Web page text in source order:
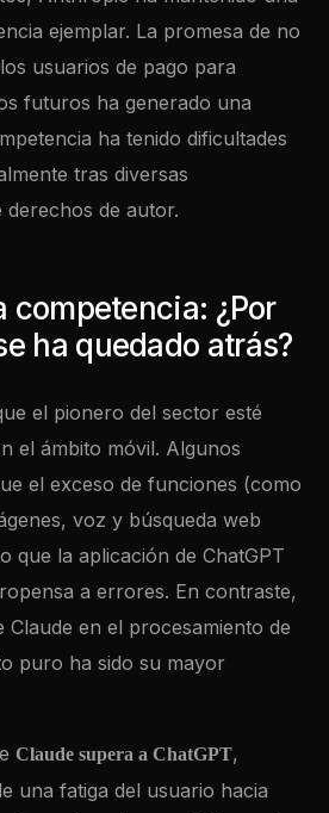
ejemplar. La promesa de no
usuarios de pago para
futuros ha generado una
ha tenido dificultades
tras diversas
de autor.
competencia: ¿Por
ha quedado atrás?
el pionero del sector esté
el ámbito móvil. Algunos
el exceso de funciones (como
voz y búsqueda web
que la aplicación de ChatGPT
a errores. En contraste,
Claude en el procesamiento de
puro ha sido su mayor
Claude supera a ChatGPT,
una fatiga del usuario hacia